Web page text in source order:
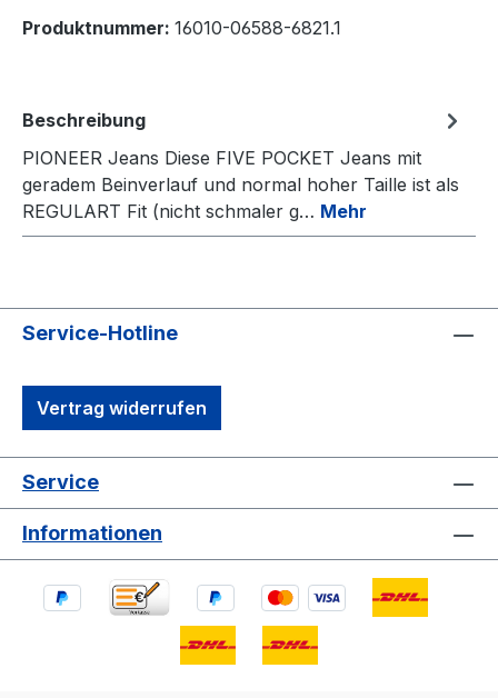
Produktnummer: 16010-06588-6821.1
Beschreibung
PIONEER Jeans Diese FIVE POCKET Jeans mit
geradem Beinverlauf und normal hoher Taille ist als
REGULART Fit (nicht schmaler g… Mehr
Service-Hotline
Vertrag widerrufen
Service
Informationen